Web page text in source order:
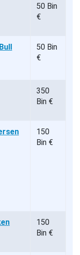
50 Bin
€
50 Bin
€
350
Bin €
150
Bin €
150
Bin €